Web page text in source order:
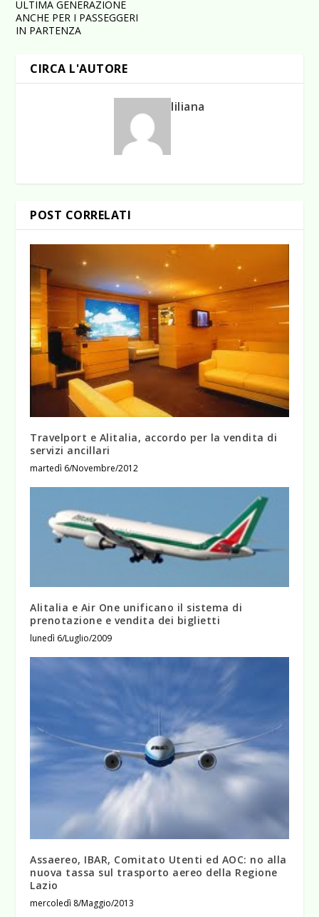
ULTIMA GENERAZIONE
ANCHE PER I PASSEGGERI
IN PARTENZA
CIRCA L'AUTORE
liliana
POST CORRELATI
Travelport e Alitalia, accordo per la vendita di
servizi ancillari
martedì 6/Novembre/2012
Alitalia e Air One unificano il sistema di
prenotazione e vendita dei biglietti
lunedì 6/Luglio/2009
Assaereo, IBAR, Comitato Utenti ed AOC: no alla
nuova tassa sul trasporto aereo della Regione
Lazio
mercoledì 8/Maggio/2013